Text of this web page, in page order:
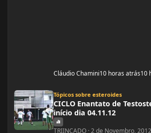
Cláudio Chamini10 horas atrás10
Tópicos sobre esteroides
CICLO Enantato de
início dia 04.11.12
TRIINCADO ·2 de Novembro, 2012